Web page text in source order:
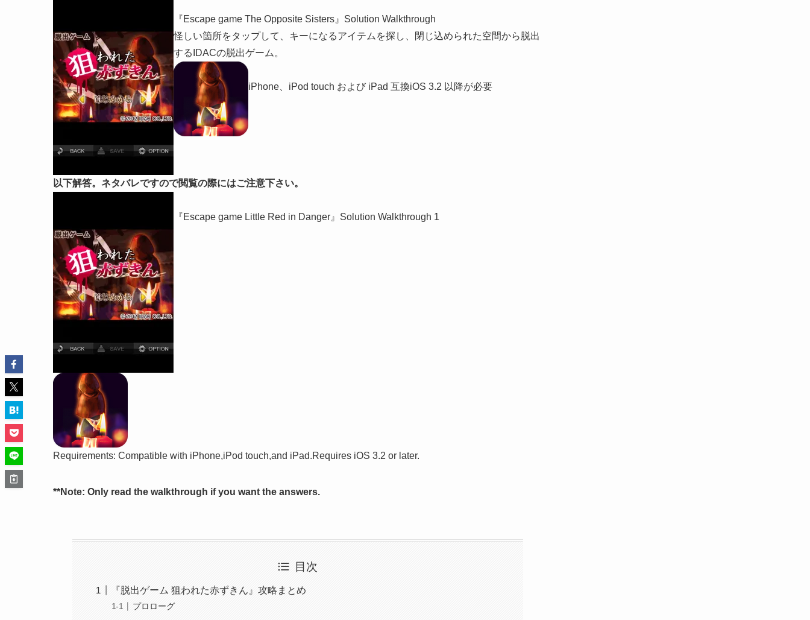
『Escape game The Opposite Sisters』Solution Walkthrough
怪しい箇所をタップして、キーになるアイテムを探し、閉じ込められた空間から脱出
するIDACの脱出ゲーム。
iPhone、iPod touch および iPad 互換iOS 3.2 以降が必要
以下解答。ネタバレですので閲覧の際にはご注意下さい。
『Escape game Little Red in Danger』Solution Walkthrough 1
Requirements: Compatible with iPhone,iPod touch,and iPad.Requires iOS 3.2 or later.
**Note: Only read the walkthrough if you want the answers.
目次
『脱出ゲーム 狙われた赤ずきん』攻略まとめ
プロローグ